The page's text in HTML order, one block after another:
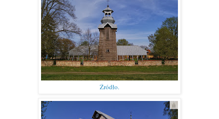
Źródło.